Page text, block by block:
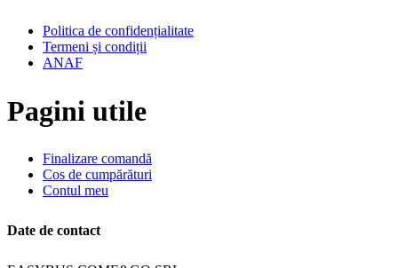
Politica de confidențialitate
Termeni și condiții
ANAF
Pagini utile
Finalizare comandă
Cos de cumpărături
Contul meu
Date de contact